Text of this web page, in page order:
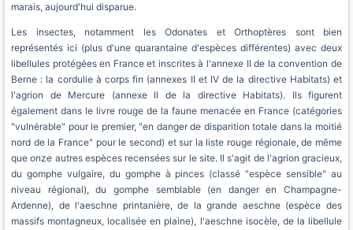
marais, aujourd'hui disparue.
Les insectes, notamment les Odonates et Orthoptères sont bien
représentés ici (plus d'une quarantaine d'espèces différentes) avec deux
libellules protégées en France et inscrites à l'annexe II de la convention de
Berne : la cordulie à corps fin (annexes II et IV de la directive Habitats) et
l'agrion de Mercure (annexe II de la directive Habitats). Ils figurent
également dans le livre rouge de la faune menacée en France (catégories
"vulnérable" pour le premier, "en danger de disparition totale dans la moitié
nord de la France" pour le second) et sur la liste rouge régionale, de même
que onze autres espèces recensées sur le site. Il s'agit de l'agrion gracieux,
du gomphe vulgaire, du gomphe à pinces (classé "espèce sensible" au
niveau régional), du gomphe semblable (en danger en Champagne-
Ardenne), de l'aeschne printanière, de la grande aeschne (espèce des
massifs montagneux, localisée en plaine), l'aeschne isocèle, de la libellule